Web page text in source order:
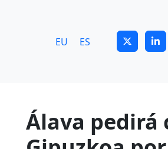
EU ES
Álava pedirá